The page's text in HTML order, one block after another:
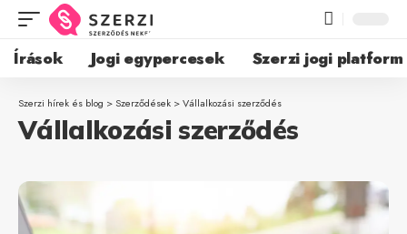
Írások Jogi egypercesek Szerzi jogi platform
Szerzi hírek és blog > Szerződések >Vállalkozási szerződés
Vállalkozási szerződés